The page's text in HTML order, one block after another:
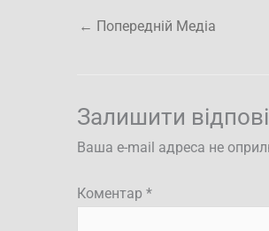
← Попередній Медіа
Залишити
Ваша e-mail адреса не
Коментар *